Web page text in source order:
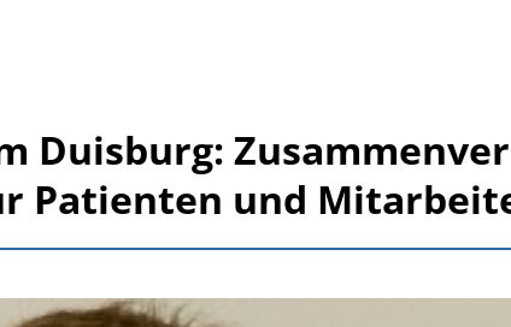
Duisburg:
Patienten und